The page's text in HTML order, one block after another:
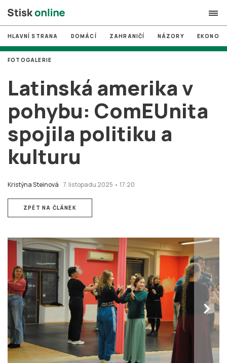
search
# MUNI
Brno
# volby
login PŘIHLÁSIT SE
Zapomněli jste heslo?
HLAVNÍ STRANA DOMÁCÍ ZAHRANIČÍ NÁZORY
Latinská amerika v
pohybu: ComEUnita
spojila politiku a
kulturu
Kristýna Steinová 7. listopadu 2025 • 17:20
FOTOGALERIE
ZPĚT NA ČLÁNEK
chevron_right